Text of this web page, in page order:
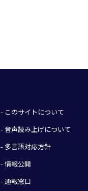
- このサイトについて
- 音声読み上げについて
- 多言語対応方針
- 情報公開
- 通報窓口